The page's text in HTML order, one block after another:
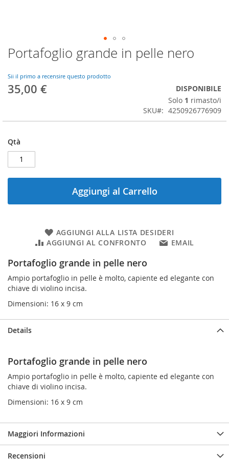
Vai
all'inizio
galleria
di
Portafoglio grande in pelle nero
Sii il primo a recensire questo prodotto
35,00 €
DISPONIBILE
Solo 1 rimasto/i
SKU
4250926776909
Qtà
Aggiungi al Carrello
AGGIUNGI ALLA LISTA DESIDERI
AGGIUNGI AL CONFRONTO
EMAIL
Portafoglio grande in pelle nero
Ampio portafoglio in pelle è molto, capiente ed elegante con
chiave di violino incisa.
Dimensioni: 16 x 9 cm
Details
Portafoglio grande in pelle nero
Ampio portafoglio in pelle è molto, capiente ed elegante con
chiave di violino incisa.
Dimensioni: 16 x 9 cm
Maggiori Informazioni
Recensioni